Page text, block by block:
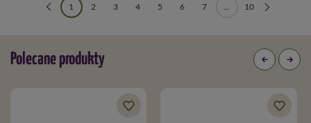
1 2 3 4 5 6 7 10
Polecane produkty